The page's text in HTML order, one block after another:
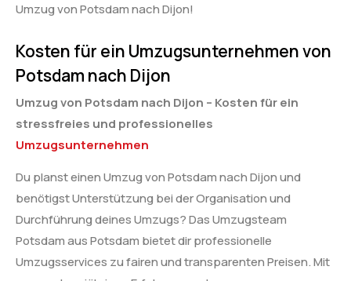
Umzug von Potsdam nach Dijon!
Kosten für ein Umzugsunternehmen von
Potsdam nach Dijon
Umzug von Potsdam nach Dijon – Kosten für ein
stressfreies und professionelles
Umzugsunternehmen
Du planst einen Umzug von Potsdam nach Dijon und
benötigst Unterstützung bei der Organisation und
Durchführung deines Umzugs? Das Umzugsteam
Potsdam aus Potsdam bietet dir professionelle
Umzugsservices zu fairen und transparenten Preisen. Mit